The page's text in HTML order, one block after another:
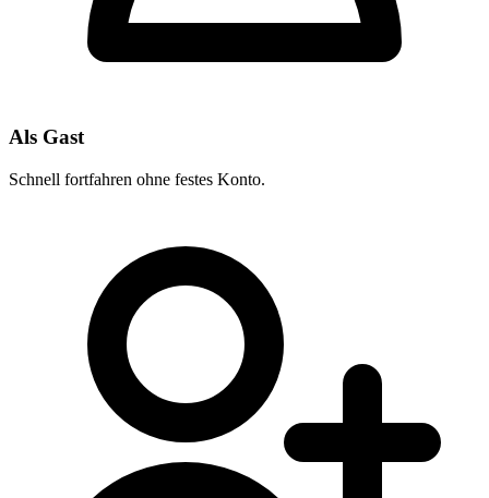
Als Gast
Schnell fortfahren ohne festes Konto.